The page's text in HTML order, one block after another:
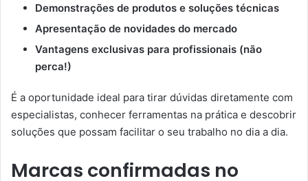
Demonstrações de produtos e soluções técnicas
Apresentação de novidades do mercado
Vantagens exclusivas para profissionais (não
perca!)
É a oportunidade ideal para tirar dúvidas diretamente com
especialistas, conhecer ferramentas na prática e descobrir
soluções que possam facilitar o seu trabalho no dia a dia.
Marcas confirmadas no